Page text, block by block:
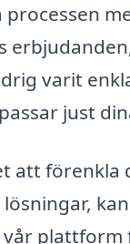
processen
varit
just
att förenkla
vår plattform